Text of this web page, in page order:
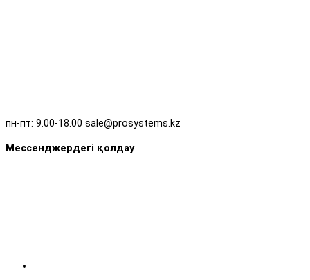
пн-пт: 9.00-18.00 sale@prosystems.kz
Мессенджердегі қолдау